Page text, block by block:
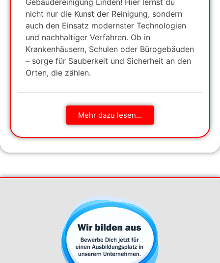
Gebäudereinigung Linden! Hier lernst du
nicht nur die Kunst der Reinigung, sondern
auch den Einsatz modernster Technologien
und nachhaltiger Verfahren. Ob in
Krankenhäusern, Schulen oder Bürogebäuden
– sorge für Sauberkeit und Sicherheit an den
Orten, die zählen.
Mehr dazu lesen...